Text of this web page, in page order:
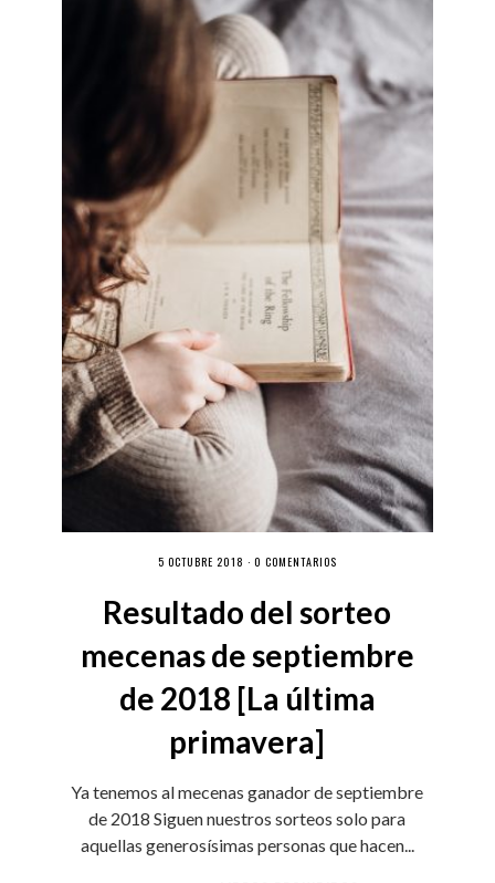
5 OCTUBRE 2018 · 0 COMENTARIOS
Resultado del sorteo
mecenas de septiembre
de 2018 [La última
primavera]
Ya tenemos al mecenas ganador de septiembre
de 2018 Siguen nuestros sorteos solo para
aquellas generosísimas personas que hacen...